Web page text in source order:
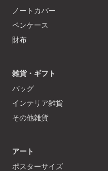
ノートカバー
ペンケース
財布
雑貨・ギフト
バッグ
インテリア雑貨
その他雑貨
アート
ポスターサイズ